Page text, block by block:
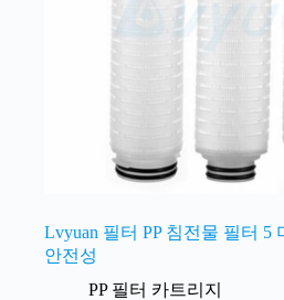
Lvyuan 필터 PP 침전물 필터 5
안전성
PP 필터 카트리지